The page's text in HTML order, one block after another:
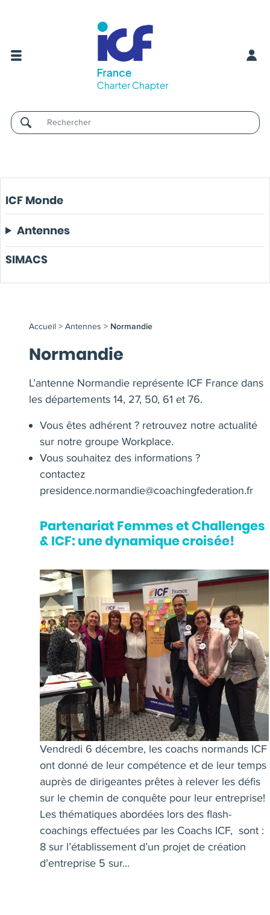
Username
ICF Monde
Antennes
SIMACS
Accueil > Antennes > Normandie
Normandie
L’antenne Normandie représente ICF France dans
les départements 14, 27, 50, 61 et 76.
Vous êtes adhérent ? retrouvez notre actualité
sur notre groupe Workplace.
Vous souhaitez des informations ?
contactez
presidence.normandie@coachingfederation.fr
Partenariat Femmes et Challenges
& ICF: une dynamique croisée!
Vendredi 6 décembre, les coachs normands ICF
ont donné de leur compétence et de leur temps
auprès de dirigeantes prêtes à relever les défis
sur le chemin de conquête pour leur entreprise!
Les thématiques abordées lors des flash-
coachings effectuées par les Coachs ICF, sont :
8 sur l’établissement d’un projet de création
d’entreprise 5 sur...